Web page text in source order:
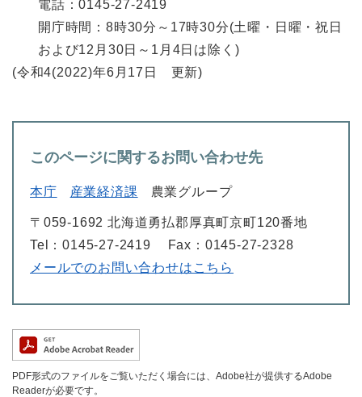
電話：0145-27-2419
開庁時間：8時30分～17時30分(土曜・日曜・祝日
および12月30日～1月4日は除く)
(令和4(2022)年6月17日 更新)
このページに関するお問い合わせ先
本庁 産業経済課 農業グループ
〒059-1692 北海道勇払郡厚真町京町120番地
Tel：0145-27-2419
Fax：0145-27-2328
メールでのお問い合わせはこちら
PDF形式のファイルをご覧いただく場合には、Adobe社が提供するAdobe
Readerが必要です。